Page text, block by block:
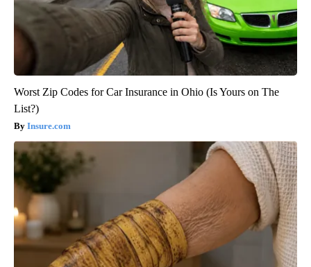
Worst Zip Codes for Car Insurance in Ohio (Is Yours on The
List?)
Insure.com